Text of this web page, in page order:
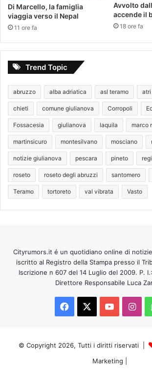
Di Marcello, la famiglia
viaggia verso il Nepal
11 ore fa
Avvolto
accende il
18 ore fa
Trend Topic
abruzzo alba adriatica asl teramo atri
chieti comune giulianova Corropoli
Fossacesia giulianova laquila marco
martinsicuro montesilvano mosciano
notizie giulianova pescara pineto
roseto roseto degli abruzzi santomero
Teramo tortoreto val vibrata Vasto
Cityrumors.it é un quotidiano online di
iscritto al Registro della Stampa presso il
Iscrizione n 607 del 14 Luglio del 2009. P.
Direttore Responsabile Luca
Facebook
You
© Copyright 2026, Tutti i diritti riservati |
Marketing